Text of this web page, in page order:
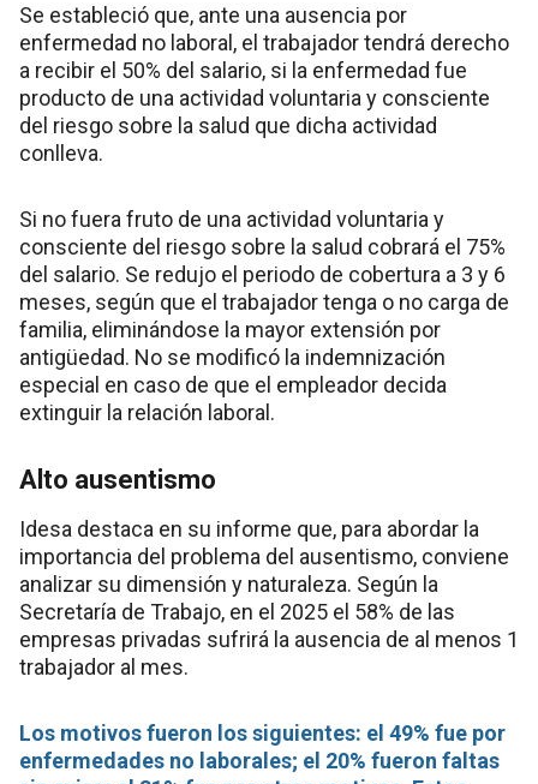
Se estableció que, ante una ausencia por
enfermedad no laboral, el trabajador tendrá derecho
a recibir el 50% del salario, si la enfermedad fue
producto de una actividad voluntaria y consciente
del riesgo sobre la salud que dicha actividad
conlleva.
Si no fuera fruto de una actividad voluntaria y
consciente del riesgo sobre la salud cobrará el 75%
del salario. Se redujo el periodo de cobertura a 3 y 6
meses, según que el trabajador tenga o no carga de
familia, eliminándose la mayor extensión por
antigüedad. No se modificó la indemnización
especial en caso de que el empleador decida
extinguir la relación laboral.
Alto ausentismo
Idesa destaca en su informe que, para abordar la
importancia del problema del ausentismo, conviene
analizar su dimensión y naturaleza. Según la
Secretaría de Trabajo, en el 2025 el 58% de las
empresas privadas sufrirá la ausencia de al menos 1
trabajador al mes.
Los motivos fueron los siguientes: el 49% fue por
enfermedades no laborales; el 20% fueron faltas